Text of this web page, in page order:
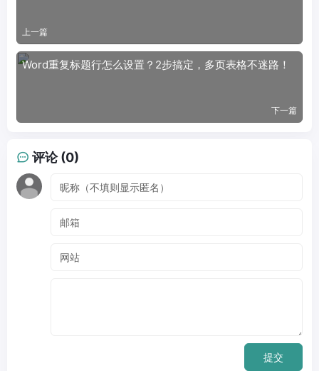
上一篇
Word重复标题行怎么设置？2步搞定，多页表格不迷路！
下一篇
评论 (0)
提交